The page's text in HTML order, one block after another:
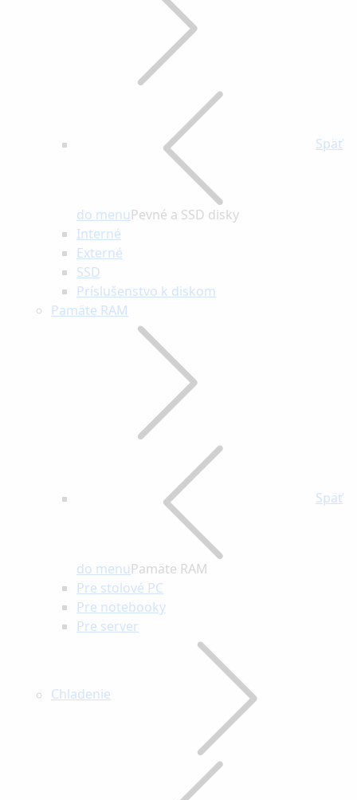
Späť
do menuPevné a SSD disky
Interné
Externé
SSD
Príslušenstvo k diskom
Pamäte RAM
Späť
do menuPamäte RAM
Pre stolové PC
Pre notebooky
Pre server
Chladenie